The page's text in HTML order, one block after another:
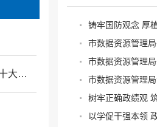
学习贯彻党的二十大精神
铸牢国防观念 厚
市数据资源管理
市数据资源管理
市数据资源管理
树牢正确政绩观
以学促干强本领